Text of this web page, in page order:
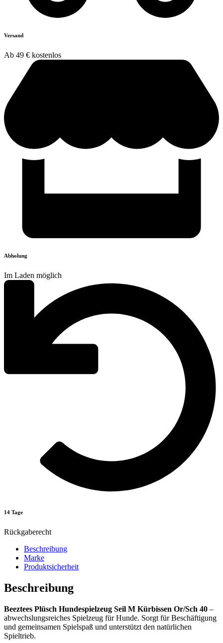
Versand
Ab 49 € kostenlos
Abholung
Im Laden möglich
14 Tage
Rückgaberecht
Beschreibung
Marke
Produktsicherheit
Beschreibung
Beeztees Plüsch Hundespielzeug Seil M Kürbissen Or/Sch 40 –
abwechslungsreiches Spielzeug für Hunde. Sorgt für Beschäftigung
und gemeinsamen Spielspaß und unterstützt den natürlichen
Spieltrieb.